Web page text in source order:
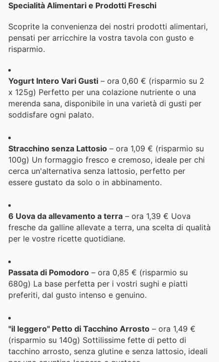
Specialità Alimentari e Prodotti Freschi
Scoprite la convenienza dei nostri prodotti alimentari,
pensati per arricchire la vostra tavola con gusto e
risparmio.
Yogurt Intero Vari Gusti – ora 0,60 € (risparmio su 2
x 125g) Perfetto per una colazione nutriente o una
merenda sana, disponibile in una varietà di gusti per
soddisfare ogni palato.
Stracchino senza Lattosio – ora 1,09 € (risparmio su
100g) Un formaggio fresco e cremoso, ideale per chi
cerca un'alternativa senza lattosio, perfetto per
essere gustato da solo o in abbinamento.
6 Uova da allevamento a terra – ora 1,39 € Uova
fresche da galline allevate a terra, una scelta di qualità
per le vostre ricette quotidiane.
Passata di Pomodoro – ora 0,85 € (risparmio su
680g) La base perfetta per i vostri sughi e piatti
preferiti, dal gusto intenso e genuino.
"il leggero" Petto di Tacchino Arrosto – ora 1,49 €
(risparmio su 140g) Sottilissime fette di petto di
tacchino arrosto, senza glutine e senza lattosio, ideali